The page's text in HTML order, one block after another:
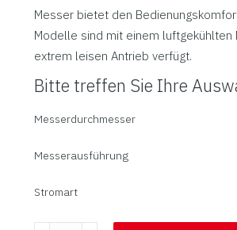
Messer bietet den
Modelle sind mit einem
extrem leisen Antrieb verfügt.
Bitte treffen Sie Ihre
Messerdurchmesser
Messerausführung
Stromart